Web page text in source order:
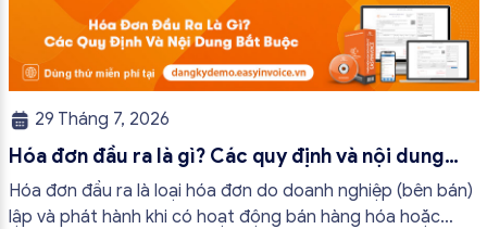
29 Tháng 7, 2026
Hóa đơn đầu ra là gì? Các quy định và nội dung
bắt buộc mới nhất
Hóa đơn đầu ra là loại hóa đơn do doanh nghiệp (bên bán)
lập và phát hành khi có hoạt động bán hàng hóa hoặc